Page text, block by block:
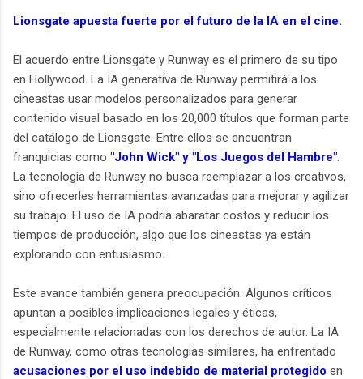
Lionsgate apuesta fuerte por el futuro de la IA en el cine.
El acuerdo entre Lionsgate y Runway es el primero de su tipo
en Hollywood. La IA generativa de Runway permitirá a los
cineastas usar modelos personalizados para generar
contenido visual basado en los 20,000 títulos que forman parte
del catálogo de Lionsgate. Entre ellos se encuentran
franquicias como "John Wick" y "Los Juegos del Hambre".
La tecnología de Runway no busca reemplazar a los creativos,
sino ofrecerles herramientas avanzadas para mejorar y agilizar
su trabajo. El uso de IA podría abaratar costos y reducir los
tiempos de producción, algo que los cineastas ya están
explorando con entusiasmo.
Este avance también genera preocupación. Algunos críticos
apuntan a posibles implicaciones legales y éticas,
especialmente relacionadas con los derechos de autor. La IA
de Runway, como otras tecnologías similares, ha enfrentado
acusaciones por el uso indebido de material protegido en